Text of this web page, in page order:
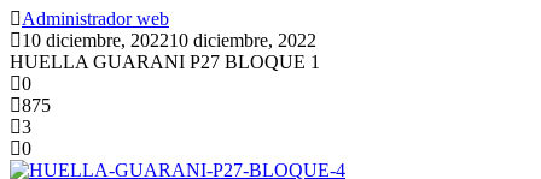
Administrador web
10 diciembre, 202210 diciembre, 2022
HUELLA GUARANI P27 BLOQUE 1
0
875
3
0